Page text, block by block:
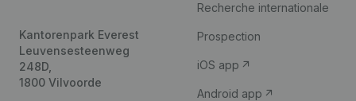
Kantorenpark Everest
Leuvensesteenweg
248D,
1800 Vilvoorde
Recherche internationale
Prospection
iOS app
Android app